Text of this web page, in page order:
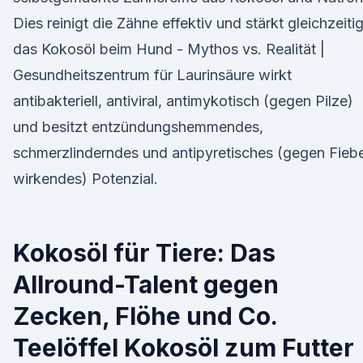
Dies reinigt die Zähne effektiv und stärkt gleichzeitig
das Kokosöl beim Hund - Mythos vs. Realität |
Gesundheitszentrum für Laurinsäure wirkt
antibakteriell, antiviral, antimykotisch (gegen Pilze)
und besitzt entzündungshemmendes,
schmerzlinderndes und antipyretisches (gegen
wirkendes) Potenzial.
Kokosöl für Tiere: Das
Allround-Talent gegen
Zecken, Flöhe und Co.
Teelöffel Kokosöl zum Futter